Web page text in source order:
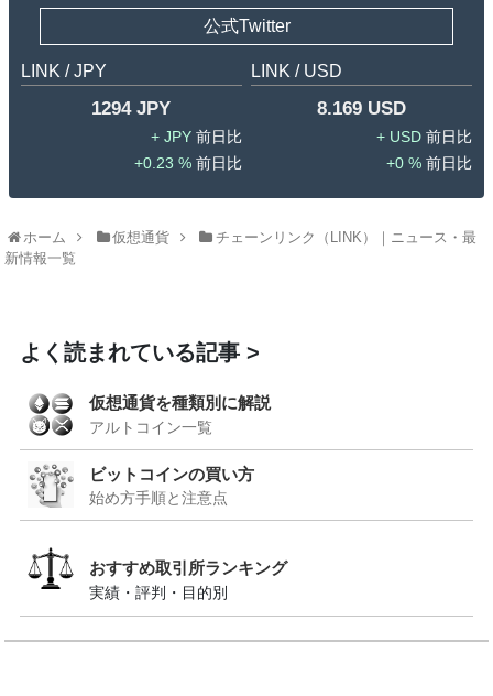
公式Twitter
LINK / JPY
1294 JPY
JPY
0.23 %
LINK / USD
8.169 USD
USD
0 %
ホーム 仮想通貨
チェーンリンク（LINK）｜ニュース・最
新情報一覧
よく読まれている記事
仮想通貨を種類別に解説
アルトコイン一覧
ビットコインの買い方
始め方手順と注意点
おすすめ取引所ランキング
実績・評判・目的別